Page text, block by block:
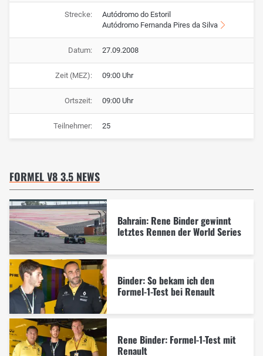
Strecke:
Autódromo do Estoril
Autódromo Fernanda Pires da Silva
Datum: 27.09.2008
Zeit (MEZ): 09:00 Uhr
Ortszeit: 09:00 Uhr
Teilnehmer: 25
FORMEL V8 3.5 NEWS
Bahrain: Rene Binder gewinnt
letztes Rennen der World Series
Binder: So bekam ich den
Formel-1-Test bei Renault
Rene Binder: Formel-1-Test mit
Renault